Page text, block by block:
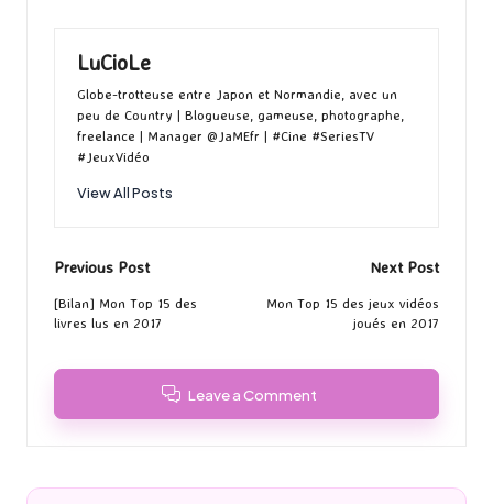
LuCioLe
Globe-trotteuse entre Japon et Normandie, avec un
peu de Country | Blogueuse, gameuse, photographe,
freelance | Manager @JaMEfr | #Cine #SeriesTV
#JeuxVidéo
View All Posts
Post
navigation
Previous Post
[Bilan] Mon Top 15 des
livres lus en 2017
Next Post
Mon Top 15 des jeux vidéos
joués en 2017
Leave a Comment